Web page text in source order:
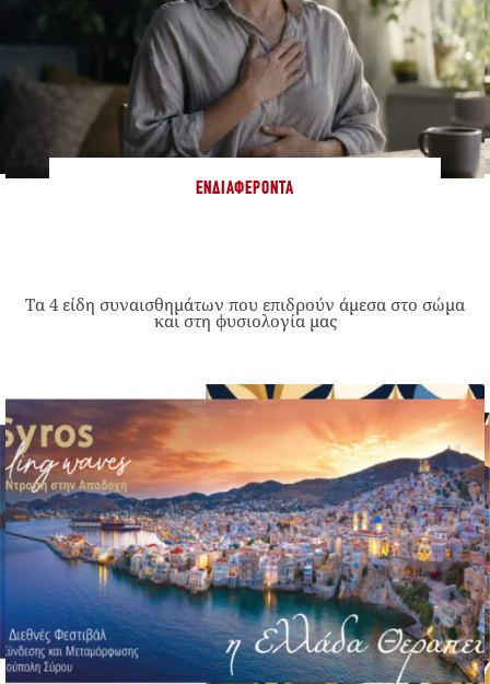
ΕΝΔΙΑΦΈΡΟΝΤΑ
Τα 4 είδη συναισθημάτων που επιδρούν άμεσα στο σώμα
και στη φυσιολογία μας